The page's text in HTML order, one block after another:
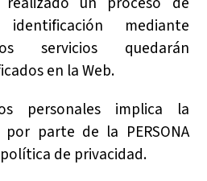
mediante
servicios quedarán
en la Web.
personales implica la
parte de la PERSONA
de privacidad.